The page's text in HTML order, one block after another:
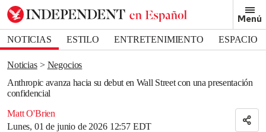
Menú
NOTICIAS ESTILO ENTRETENIMIENTO
ESPACIO
DEPORTES
Noticias
Negocios
Anthropic avanza hacia su debut en Wall Street con una presentación
confidencial
Matt O'Brien
Lunes, 01 de junio de 2026 12:57 EDT
Bookmark popover
Removed from bookmarks
Close popover